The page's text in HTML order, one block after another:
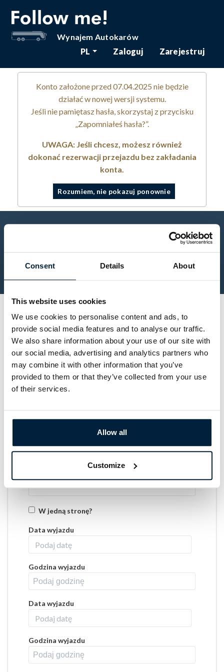
Consent Details About
This website uses cookies
We use cookies to personalise content and ads, to
provide social media features and to analyse our traffic.
We also share information about your use of our site with
our social media, advertising and analytics partners who
may combine it with other information that you’ve
provided to them or that they’ve collected from your use
of their services.
Allow all
Customize
Wynajem Autokarów
PL
Zaloguj Zarejestruj
Konto założone przed 07.04.2025 nie będzie
działać w nowej wersji systemu.
Jeśli nie pamiętasz hasła, skorzystaj z przycisku
„Zapomniałeś hasła?”.
UWAGA: Jeśli chcesz, możesz również
dokonać rezerwacji przejazdu bez zakładania
konta.
Rozumiem, nie pokazuj ponownie
Informacje podstawowe
Dodatkowe opcje
Formularz kontaktowy
Podsumowanie
Wypełnij formularz i sprawdź nasze ceny.
Wysłanie zapytania nie jest zobowiązujące.
Informacje podstawowe
Wyjazd z
W jedną stronę?
Data wyjazdu
Godzina wyjazdu
Data wyjazdu
Godzina wyjazdu